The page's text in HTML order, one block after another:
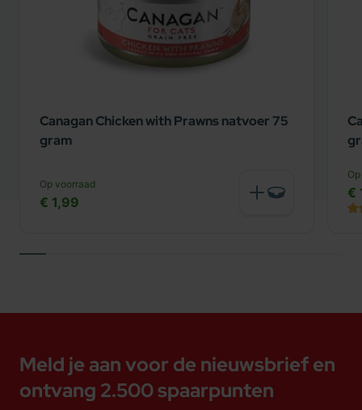
Canagan Chicken with Prawns natvoer 75
gram
Op voorraad
€ 1,99
€
Meld je aan voor de nieuwsbrief en
ontvang 2.500 spaarpunten